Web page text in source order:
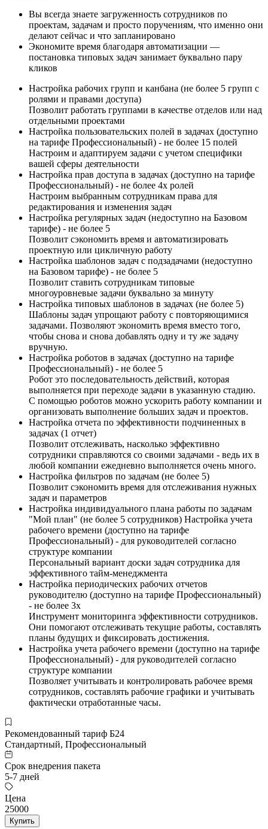
Вы всегда знаете загруженность сотрудников по
проектам, задачам и просто поручениям, что именно они
делают сейчас и что запланировано
Экономите время благодаря автоматизации —
постановка типовых задач занимает буквально пару
кликов
Настройка рабочих групп и канбана (не более 5 групп с
ролями и правами доступа)
Позволит работать группами в качестве отделов или над
отдельными проектами
Настройка пользовательских полей в задачах (доступно
на тарифе Профессиональный) - не более 15 полей
Настроим и адаптируем задачи с учетом специфики
вашей сферы деятельности
Настройка прав доступа в задачах (доступно на тарифе
Профессиональный) - не более 4х ролей
Настроим выбранным сотрудникам права для
редактирования и изменения задач
Настройка регулярных задач (недоступно на Базовом
тарифе) - не более 5
Позволит сэкономить время и автоматизировать
проектную или цикличную работу
Настройка шаблонов задач с подзадачами (недоступно
на Базовом тарифе) - не более 5
Позволит ставить сотрудникам типовые
многоуровневые задачи буквально за минуту
Настройка типовых шаблонов в задачах (не более 5)
Шаблоны задач упрощают работу с повторяющимися
задачами. Позволяют экономить время вместо того,
чтобы снова и снова добавлять одну и ту же задачу
вручную.
Настройка роботов в задачах (доступно на тарифе
Профессиональный) - не более 5
Робот это последовательность действий, которая
выполняется при переходе задачи в указанную стадию.
С помощью роботов можно ускорить работу компании и
организовать выполнение больших задач и проектов.
Настройка отчета по эффективности подчиненных в
задачах (1 отчет)
Позволит отслеживать, насколько эффективно
сотрудники справляются со своими задачами - ведь их в
любой компании ежедневно выполняется очень много.
Настройка фильтров по задачам (не более 5)
Позволит сэкономить время для отслеживания нужных
задач и параметров
Настройка индивидуального плана работы по задачам
"Мой план" (не более 5 сотрудников) Настройка учета
рабочего времени (доступно на тарифе
Профессиональный) - для руководителей согласно
структуре компании
Персональный вариант доски задач сотрудника для
эффективного тайм-менеджмента
Настройка периодических рабочих отчетов
руководителю (доступно на тарифе Профессиональный)
- не более 3х
Инструмент мониторинга эффективности сотрудников.
Они помогают отслеживать текущие работы, составлять
планы будущих и фиксировать достижения.
Настройка учета рабочего времени (доступно на тарифе
Профессиональный) - для руководителей согласно
структуре компании
Позволяет учитывать и контролировать рабочее время
сотрудников, составлять рабочие графики и учитывать
фактически отработанные часы.
Рекомендованный тариф Б24
Стандартный, Профессиональный
Срок внедрения пакета
5-7 дней
Цена
25000
Купить